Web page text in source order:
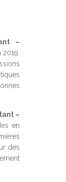
–
2019.
–
en
des